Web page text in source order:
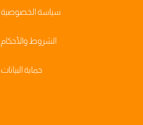
سياسة الخصوصية
الشروط والأحكام
حماية البيانات